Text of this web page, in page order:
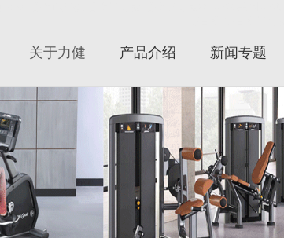
关于力健 产品介绍 新闻专题